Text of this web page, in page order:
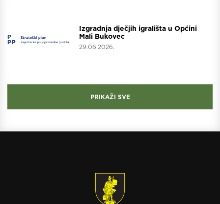
Izgradnja dječjih igrališta u Općini
Mali Bukovec
29.06.2026.
PRIKAŽI SVE